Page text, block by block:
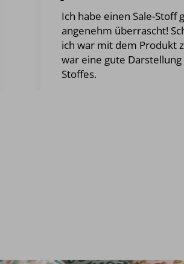
Ich habe einen Sale-Stoff
angenehm überrascht!
ich war mit dem Produkt
war eine gute Darstellung
Stoffes.